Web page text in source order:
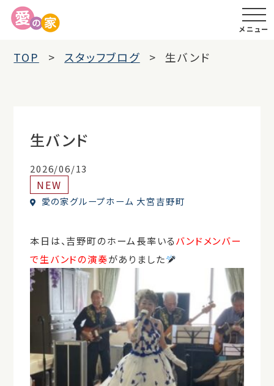
メニュー
TOP スタッフブログ 生バンド
生バンド
2026/06/13
NEW
愛の家グループホーム 大宮吉野町
本日は、吉野町のホーム長率いるバンドメンバー
で生バンドの演奏がありました